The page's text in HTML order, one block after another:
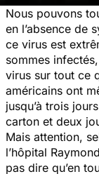
Nous pouvons
en l’absence de
ce virus est
sommes
virus sur tout ce
américains ont
jusqu’à trois
carton et deux
Mais attention,
l’hôpital
pas dire qu’en